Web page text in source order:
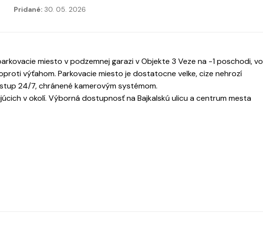
Pridané: 30. 05. 2026
miesto v podzemnej garazi v Objekte 3 Veze na -1 poschodi, vo
oproti výťahom. Parkovacie miesto je dostatocne velke, cize nehrozí
24/7, chránené kamerovým systémom.
v okolí. Výborná dostupnosť na Bajkalskú ulicu a centrum mesta